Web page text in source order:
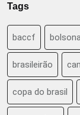
Tags
baccf
brasileirão
copa do brasil